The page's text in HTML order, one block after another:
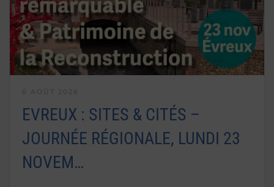
EVREUX : SITES & CITÉS –
JOURNÉE RÉGIONALE, LUNDI 23
NOVEM…